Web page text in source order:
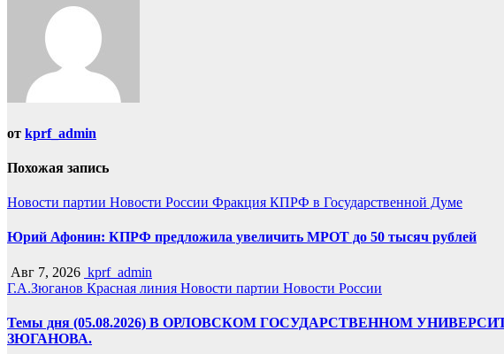
от kprf_admin
Похожая запись
Новости партии Новости России Фракция КПРФ в Государственной Думе
Юрий Афонин: КПРФ предложила увеличить МРОТ до 50 тысяч рублей
Авг 7, 2026 kprf_admin
Г.А.Зюганов Красная линия Новости партии Новости России
Темы дня (05.08.2026) В ОРЛОВСКОМ ГОСУДАРСТВЕННОМ
ЗЮГАНОВА.